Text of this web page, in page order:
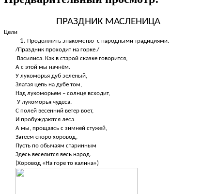
ПРАЗДНИК МАСЛЕНИЦА
Цели
Продолжить знакомство с народными традициями.
/Праздник проходит на горке./
Василиса: Как в старой сказке говорится,
А с этой мы начнём.
У лукоморья дуб зелёный,
Златая цепь на дубе том,
Над лукоморьем – солнце всходит,
У лукоморья чудеса.
С полей весенний ветер воет,
И пробуждаются леса.
А мы, прощаясь с зимней стужей,
Затеем скоро хоровод,
Пусть по обычаям старинным
Здесь веселится весь народ.
(Хоровод «На горе то калина»)